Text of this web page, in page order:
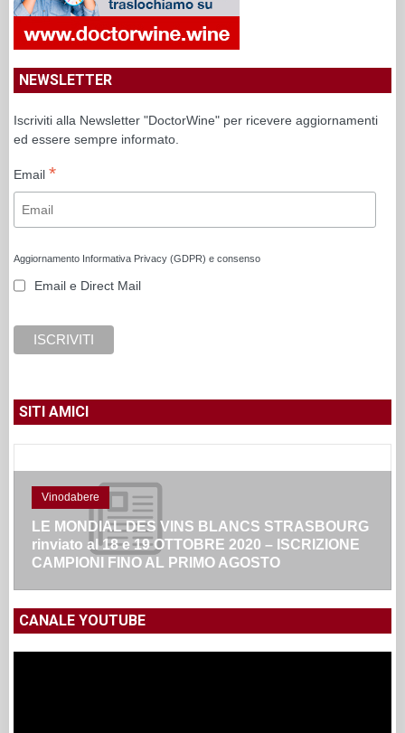
NEWSLETTER
Iscriviti alla Newsletter "DoctorWine" per ricevere aggiornamenti
ed essere sempre informato.
Email *
Aggiornamento Informativa Privacy (GDPR) e consenso
Email e Direct Mail
SITI AMICI
Vinodabere
LE MONDIAL DES VINS BLANCS STRASBOURG
rinviato al 18 e 19 OTTOBRE 2020 – ISCRIZIONE
CAMPIONI FINO AL PRIMO AGOSTO
CANALE YOUTUBE